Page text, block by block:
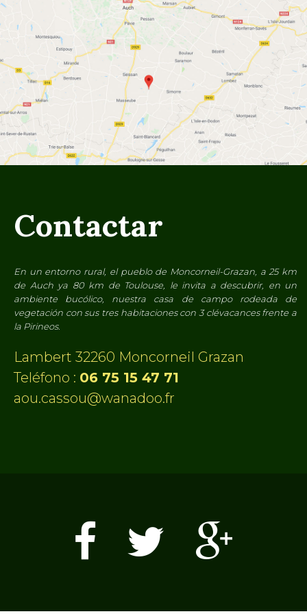
Contactar
En un entorno rural, el pueblo de Moncorneil-Grazan, a 25 km
de Auch ya 80 km de Toulouse, le invita a descubrir, en un
ambiente bucólico, nuestra casa de campo rodeada de
vegetación con sus tres habitaciones con 3 clévacances frente a
la Pirineos.
Lambert 32260 Moncorneil Grazan
Teléfono : 06 75 15 47 71
aou.cassou@wanadoo.fr